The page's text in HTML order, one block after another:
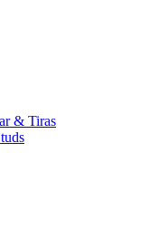
& Tiras